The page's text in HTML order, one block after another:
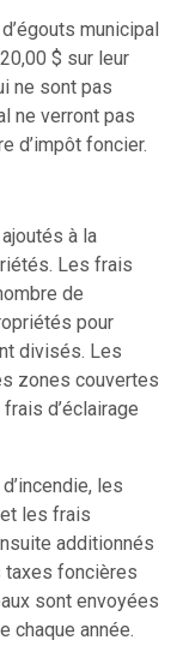
municipal
$ sur leur
ne sont pas
ne verront pas
d’impôt foncier.
à la
Les frais
de
pour
divisés. Les
zones couvertes
d’éclairage
les
les frais
additionnés
taxes foncières
sont envoyées
chaque année.